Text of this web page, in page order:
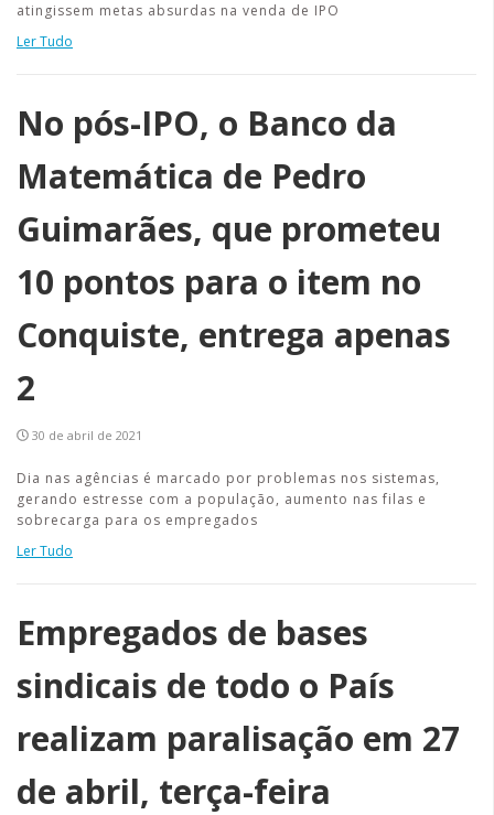
atingissem metas absurdas na venda de IPO
Ler Tudo
No pós-IPO, o Banco da
Matemática de Pedro
Guimarães, que prometeu
10 pontos para o item no
Conquiste, entrega apenas
2
30 de abril de 2021
Dia nas agências é marcado por problemas nos sistemas,
gerando estresse com a população, aumento nas filas e
sobrecarga para os empregados
Ler Tudo
Empregados de bases
sindicais de todo o País
realizam paralisação em 27
de abril, terça-feira